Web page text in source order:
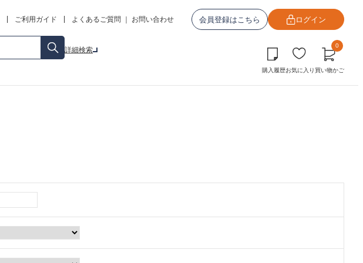
ご利用ガイド よくあるご質問 お問い合わせ 会員登録はこちら ログイン
詳細検索
購入履歴お気に入り
0
買い物かご